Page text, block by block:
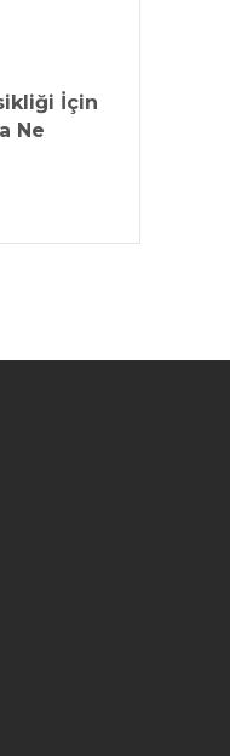
İçin
Ne